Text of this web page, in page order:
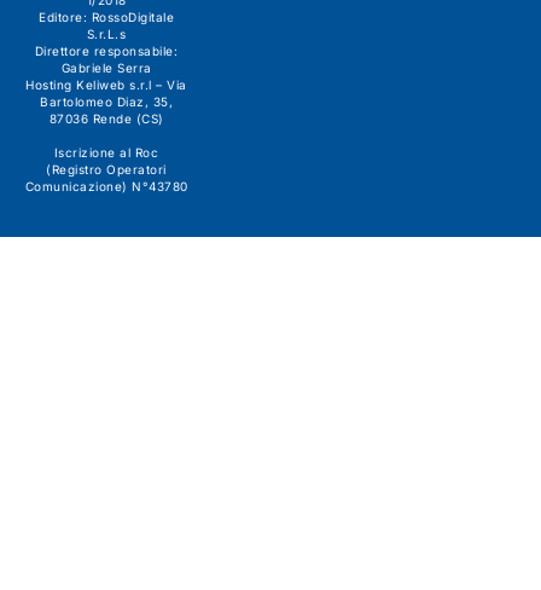
Editore: RossoDigitale
S.r.L.s
Direttore responsabile:
Gabriele Serra
Hosting Keliweb s.r.l – Via
Bartolomeo Diaz, 35,
87036 Rende (CS)
Iscrizione al Roc
(Registro Operatori
Comunicazione) N°43780